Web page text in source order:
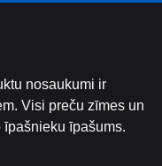
nosaukumi ir
Visi preču zīmes un
īpašnieku īpašums.